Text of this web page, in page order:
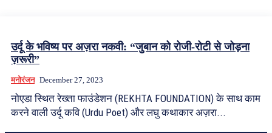
उर्दू के भविष्य पर अज़रा नकवी: “जुबान को रोजी-रोटी से जोड़ना
ज़रूरी”
मनोरंजन December 27, 2023
नोएडा स्थित रेख्ता फाउंडेशन (REKHTA FOUNDATION) के साथ काम
करने वाली उर्दू कवि (Urdu Poet) और लघु कथाकार अज़रा...